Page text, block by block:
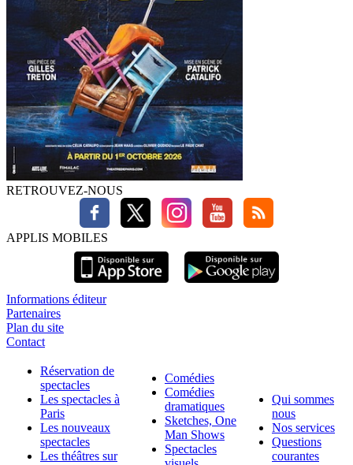
RETROUVEZ-NOUS
APPLIS MOBILES
Informations éditeur
Partenaires
Plan du site
Contact
Réservation de
spectacles
Les spectacles à
Paris
Les nouveaux
spectacles
Les théâtres sur
Comédies
Comédies
dramatiques
Sketches, One
Man Shows
Spectacles
Qui sommes
nous
Nos services
Questions
courantes